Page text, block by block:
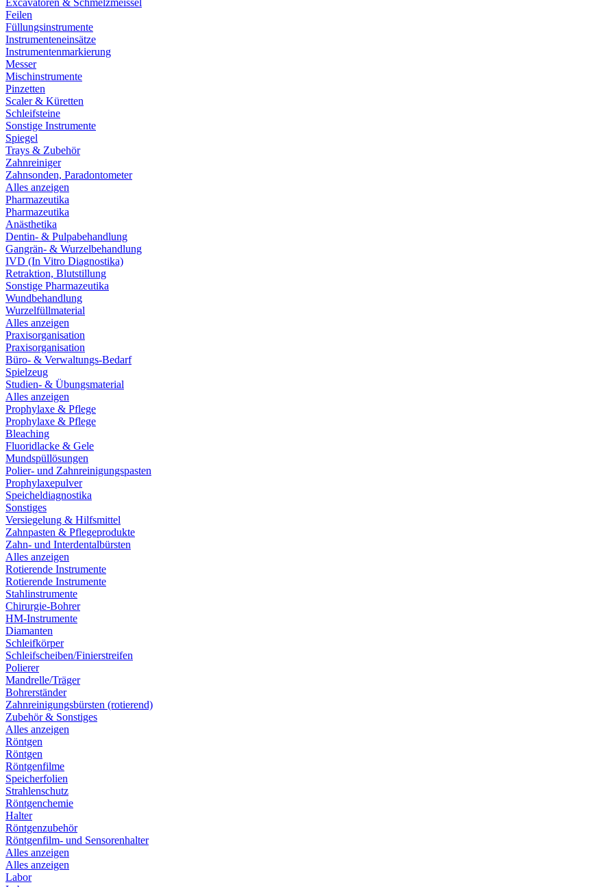
Excavatoren & Schmelzmeissel
Feilen
Füllungsinstrumente
Instrumenteneinsätze
Instrumentenmarkierung
Messer
Mischinstrumente
Pinzetten
Scaler & Küretten
Schleifsteine
Sonstige Instrumente
Spiegel
Trays & Zubehör
Zahnreiniger
Zahnsonden, Paradontometer
Alles anzeigen
Pharmazeutika
Pharmazeutika
Anästhetika
Dentin- & Pulpabehandlung
Gangrän- & Wurzelbehandlung
IVD (In Vitro Diagnostika)
Retraktion, Blutstillung
Sonstige Pharmazeutika
Wundbehandlung
Wurzelfüllmaterial
Alles anzeigen
Praxisorganisation
Praxisorganisation
Büro- & Verwaltungs-Bedarf
Spielzeug
Studien- & Übungsmaterial
Alles anzeigen
Prophylaxe & Pflege
Prophylaxe & Pflege
Bleaching
Fluoridlacke & Gele
Mundspüllösungen
Polier- und Zahnreinigungspasten
Prophylaxepulver
Speicheldiagnostika
Sonstiges
Versiegelung & Hilfsmittel
Zahnpasten & Pflegeprodukte
Zahn- und Interdentalbürsten
Alles anzeigen
Rotierende Instrumente
Rotierende Instrumente
Stahlinstrumente
Chirurgie-Bohrer
HM-Instrumente
Diamanten
Schleifkörper
Schleifscheiben/Finierstreifen
Polierer
Mandrelle/Träger
Bohrerständer
Zahnreinigungsbürsten (rotierend)
Zubehör & Sonstiges
Alles anzeigen
Röntgen
Röntgen
Röntgenfilme
Speicherfolien
Strahlenschutz
Röntgenchemie
Halter
Röntgenzubehör
Röntgenfilm- und Sensorenhalter
Alles anzeigen
Alles anzeigen
Labor